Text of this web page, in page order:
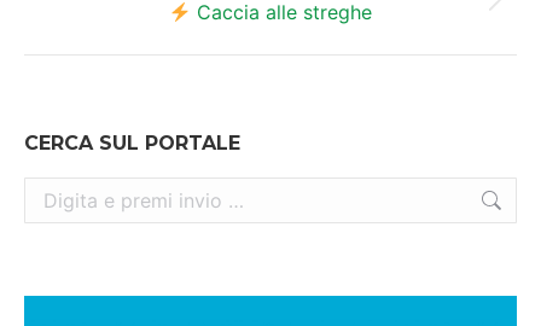
Prossimo
Caccia alle streghe
CERCA SUL PORTALE
Cerca: